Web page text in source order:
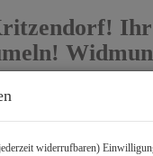
widerrufbaren)